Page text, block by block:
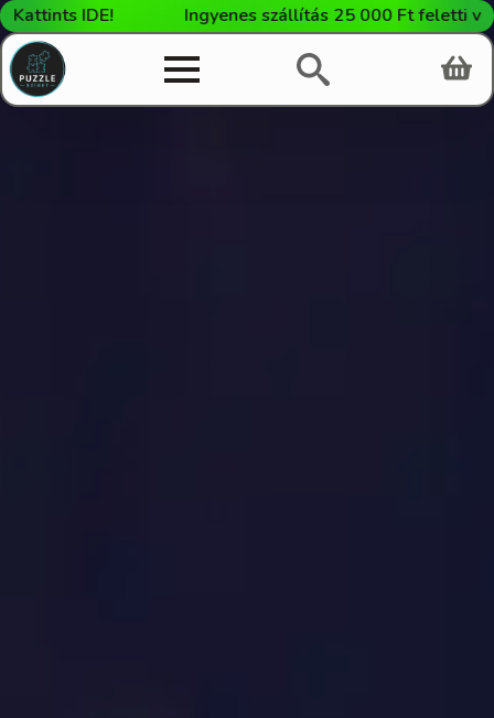
Ingyenes szállítás 25 000 Ft feletti vásárlás